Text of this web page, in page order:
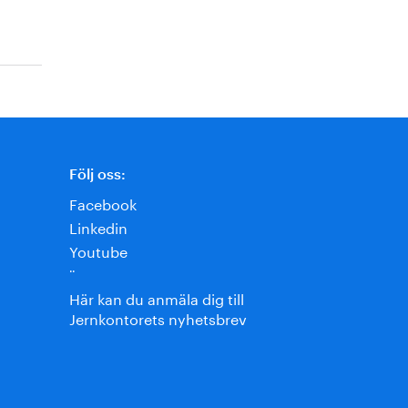
Följ oss:
Facebook
Linkedin
Youtube
¨
Här kan du anmäla dig till
Jernkontorets nyhetsbrev